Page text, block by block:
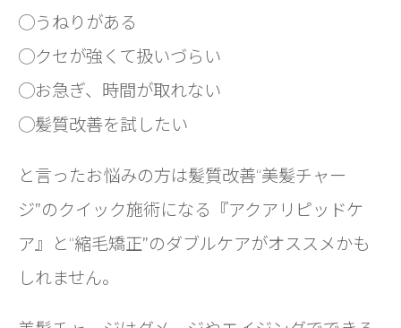
◯うねりがある
◯クセが強くて扱いづらい
◯お急ぎ、時間が取れない
◯髪質改善を試したい
と言ったお悩みの方は髪質改善“美髪チャー
ジ”のクイック施術になる『アクアリピッドケ
ア』と“縮毛矯正”のダブルケアがオススメかも
しれません。